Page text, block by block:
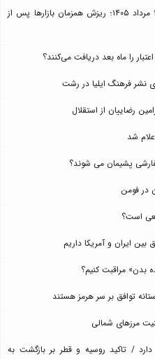
قیمت طلا، سکه و دلار امروز چهارشنبه ۱۴ مرداد ۱۴۰۵؛ ریزش همزمان بازارها پس از
را ماه بعد دریافت می‌کنند؟
نشر فرهنگ ایلیا در رشت
رضاییان از استقلال
شد
پشیمان می شوند؟
در فومن
بین ایران و آمریکا داریم
بدن» مراقبت کنیم؟
توافق بر سر هرمز هستند
مرزهای شمالی
/ تاکید روسیه و قطر بر بازگشت به